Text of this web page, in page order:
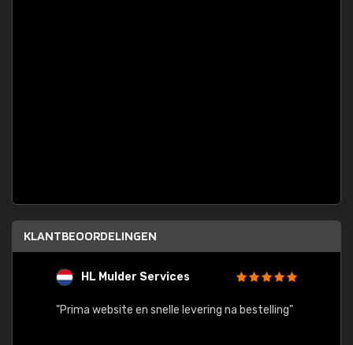
KLANTBEOORDELINGEN
HL Mulder Services
"Prima website en snelle levering na bestelling"